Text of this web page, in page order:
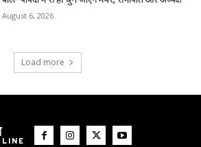
August 6, 2026
Load more